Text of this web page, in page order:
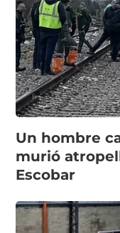
Un hombre
murió
Escobar